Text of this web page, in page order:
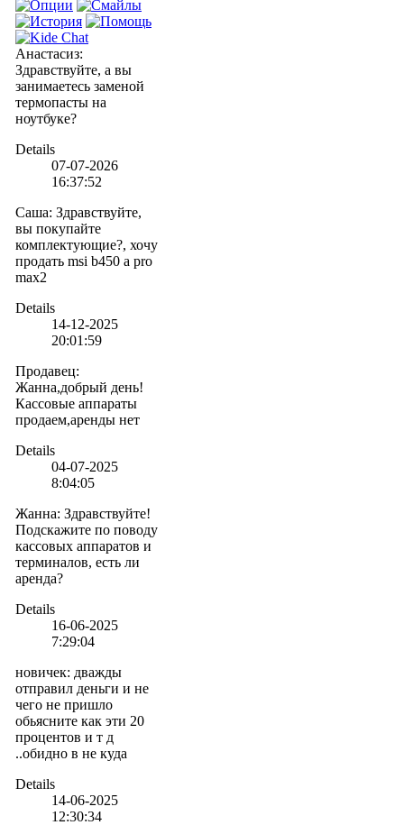
Анастасиз:
Здравствуйте, а вы
занимаетесь заменой
термопасты на
ноутбуке?
Details
07-07-2026
16:37:52
Саша: Здравствуйте,
вы покупайте
комплектующие?, хочу
продать msi b450 a pro
max2
Details
14-12-2025
20:01:59
Продавец:
Жанна,добрый день!
Кассовые аппараты
продаем,аренды нет
Details
04-07-2025
8:04:05
Жанна: Здравствуйте!
Подскажите по поводу
кассовых аппаратов и
терминалов, есть ли
аренда?
Details
16-06-2025
7:29:04
новичек: дважды
отправил деньги и не
чего не пришло
обьясните как эти 20
процентов и т д
..обидно в не куда
Details
14-06-2025
12:30:34